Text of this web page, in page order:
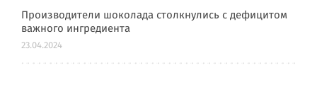
Производители шоколада столкнулись с дефицитом
важного ингредиента
23.04.2024